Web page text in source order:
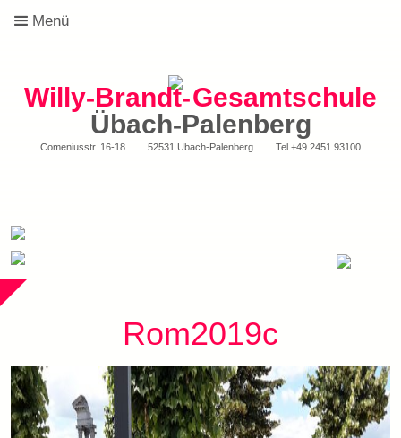
Menü
Willy-Brandt-Gesamtschule
Übach-Palenberg
Comeniusstr. 16-18 52531 Übach-Palenberg Tel +49 2451 93100
Rom2019c